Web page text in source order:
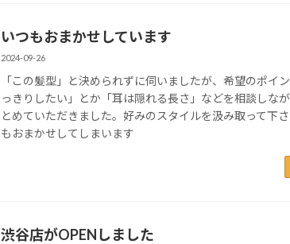
いつもおまかせしています
2024-09-26
「この髪型」と決められずに伺いましたが、希望のポイ
っきりしたい」とか「耳は隠れる長さ」などを相談しな
とめていただきました。好みのスタイルを汲み取って下
もおまかせしてしまいます
渋谷店がOPENしました